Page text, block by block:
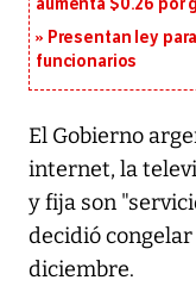
aumenta $0.26 por
Presentan ley
funcionarios
El Gobierno
internet, la
y fija son
decidió
diciembre.